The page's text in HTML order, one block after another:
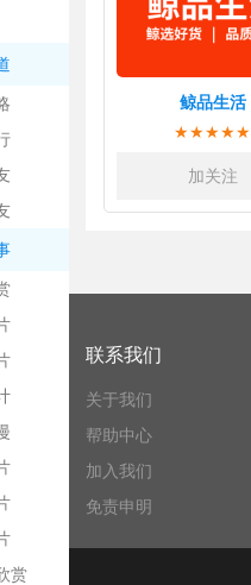
赏
息
鲸品生活
★★★★★
加关注
联系我们
关于我们
帮助中心
加入我们
免责申明